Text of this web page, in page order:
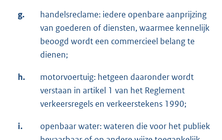
g.
handelsreclame: iedere openbare aanprijzing
van goederen of diensten, waarmee kennelijk
beoogd wordt een commercieel belang te
dienen;
h.
motorvoertuig: hetgeen daaronder wordt
verstaan in artikel 1 van het Reglement
verkeersregels en verkeerstekens 1990;
i.
openbaar water: wateren die voor het publiek